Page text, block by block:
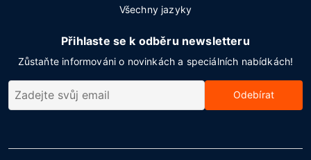
Všechny jazyky
Přihlaste se k odběru newsletteru
Zůstaňte informováni o novinkách a speciálních nabídkách!
Odebírat